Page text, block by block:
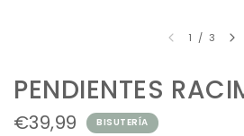
1 / 3
PENDIENTES
€39,99 BISUTERÍA